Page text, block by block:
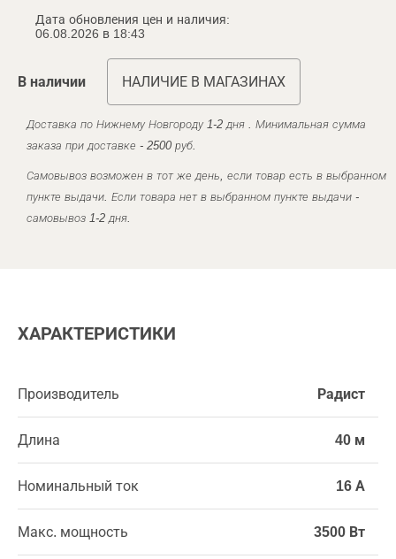
Дата обновления цен и наличия:
06.08.2026 в 18:43
В наличии НАЛИЧИЕ В МАГАЗИНАХ
Доставка по Нижнему Новгороду 1-2 дня . Минимальная сумма
заказа при доставке - 2500 руб.
Самовывоз возможен в тот же день, если товар есть в выбранном
пункте выдачи. Если товара нет в выбранном пункте выдачи -
самовывоз 1-2 дня.
ХАРАКТЕРИСТИКИ
Производитель Радист
Длина 40 м
Номинальный ток 16 А
Макс. мощность 3500 Вт